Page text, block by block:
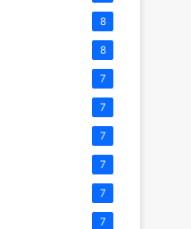
8
8
7
7
7
7
7
7